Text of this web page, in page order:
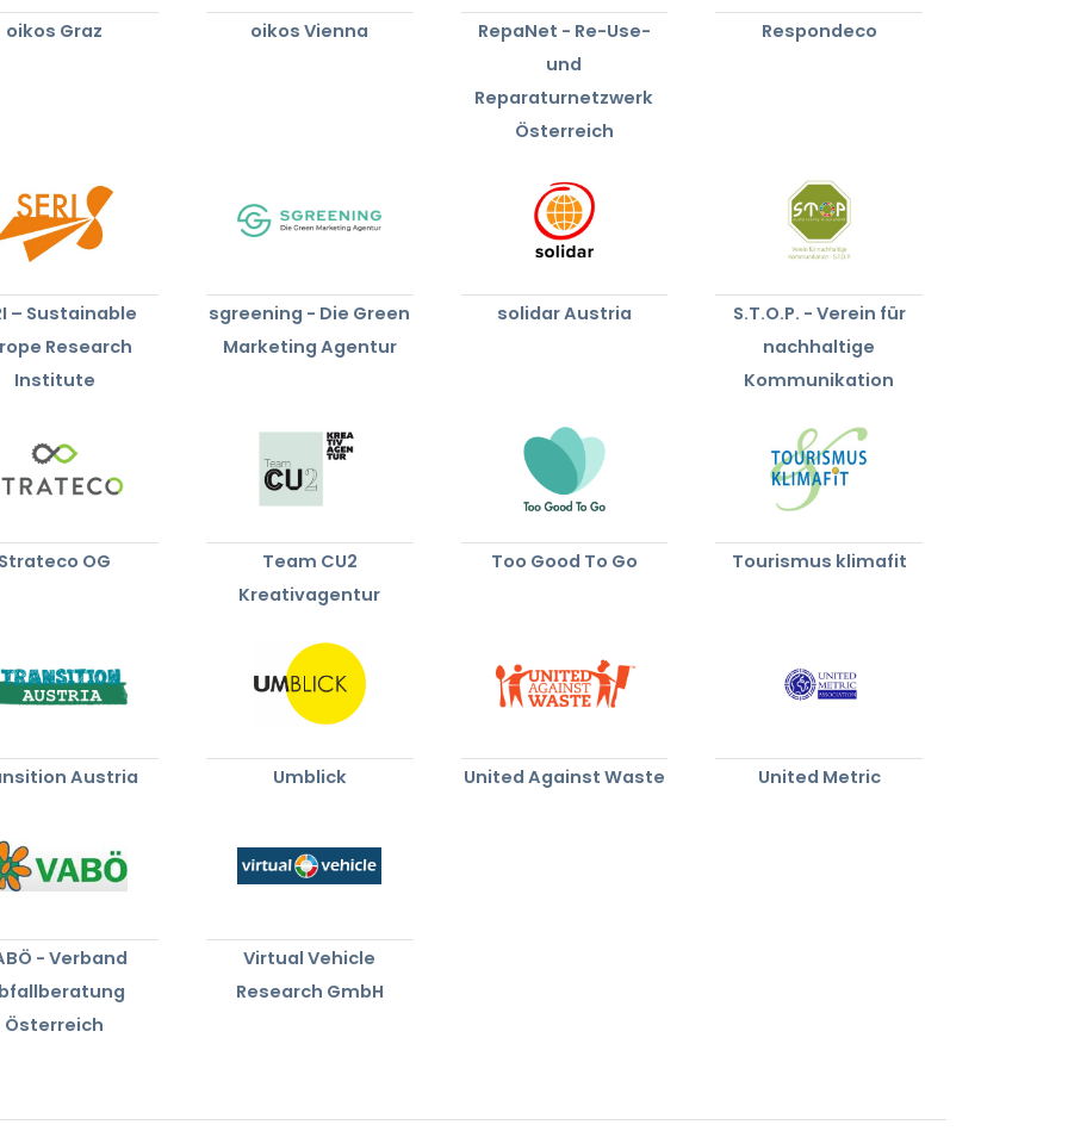
oikos Graz oikos Vienna
RepaNet - Re-Use-
und
Reparaturnetzwerk
Österreich
Respondeco
– Sustainable
Research
Institute
sgreening - Die Green
Marketing Agentur
solidar Austria
S.T.O.P. - Verein für
nachhaltige
Kommunikation
OG
Team CU2
Kreativagentur
Too Good To Go Tourismus klimafit
Austria Umblick United Against Waste United Metric
- Verband
Österreich
Virtual Vehicle
Research GmbH